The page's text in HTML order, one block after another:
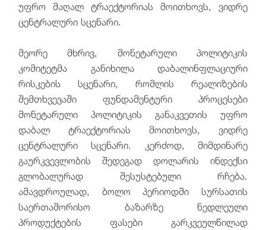
უფრო მაღალ ტრაექტორიას მოითხოვს, ვიდრე
ცენტრალური სცენარი.
მეორე მხრივ, მონეტარული პოლიტიკის
კომიტეტმა განიხილა დაბალინფლაციური
რისკების სცენარი, რომლის რეალიზების
შემთხვევაში ფუნდამენტური პროცესები
მონეტარული პოლიტიკის განაკვეთის უფრო
დაბალ ტრაექტორიას მოითხოვს, ვიდრე
ცენტრალური სცენარი. კერძოდ, მიმდინარე
გაურკვევლობის შედეგად დოლარის ინდექსი
გლობალურად შესუსტებული რჩება.
ამავდროულად, ბოლო პერიოდში სურსათის
საერთაშორისო ბაზარზე ნედლეული
პროდუქტების ფასები გარკვეულწილად